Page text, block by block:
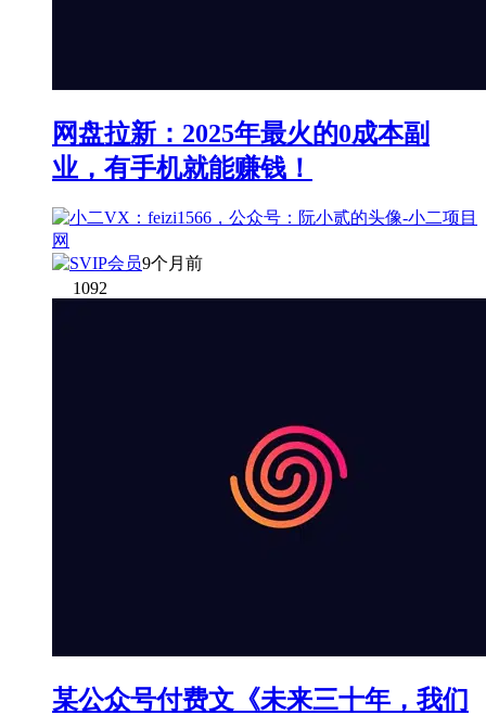
网盘拉新：2025年最火的0成本副
业，有手机就能赚钱！
9个月前
1092
某公众号付费文《未来三十年，我们